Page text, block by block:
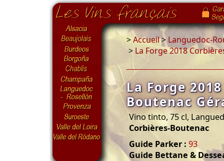
>Accueil>Languedoc-
> La Forge 2018
La Forge
Boutenac
Vino tinto, 75 cl,
Corbières-Boutenac
Guide Parker : 93
Guide Bettane &